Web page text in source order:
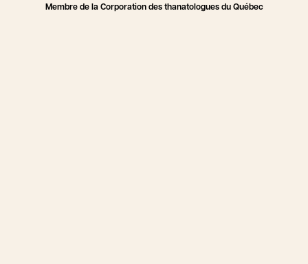
Membre de la Corporation des thanatologues du Québec